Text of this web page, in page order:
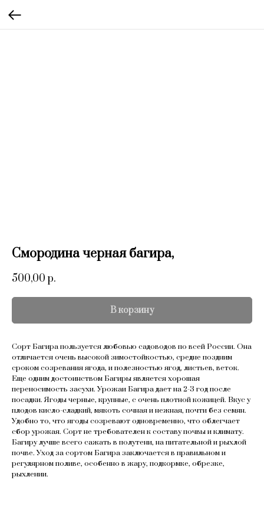
Смородина черная багира,
500,00 р.
В корзину
Сорт Багира пользуется любовью садоводов по всей России. Она
отличается очень высокой зимостойкостью, средне поздним
сроком созревания ягода, и полезностью ягод, листьев, веток.
Еще одним достоинством Багиры является хорошая
переносимость засухи. Урожаи Багира дает на 2-3 год после
посадки. Ягоды черные, крупные, с очень плотной кожицей. Вкус у
плодов кисло-сладкий, мякоть сочная и нежная, почти без семян.
Удобно то, что ягоды созревают одновременно, что облегчает
сбор урожая. Сорт не требователен к составу почвы и климату.
Багиру лучше всего сажать в полутени, на питательной и рыхлой
почве. Уход за сортом Багира заключается в правильном и
регулярном поливе, особенно в жару, подкормке, обрезке,
рыхлении.